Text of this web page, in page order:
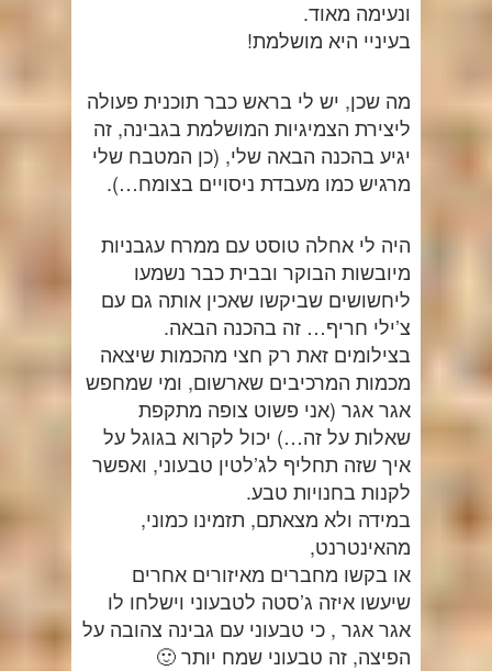
ונעימה מאוד.
בעיניי היא מושלמת!
מה שכן, יש לי בראש כבר תוכנית פעולה
ליצירת הצמיגיות המושלמת בגבינה, זה
יגיע בהכנה הבאה שלי, (כן המטבח שלי
מרגיש כמו מעבדת ניסויים בצומח…).
היה לי אחלה טוסט עם ממרח עגבניות
מיובשות הבוקר ובבית כבר נשמעו
ליחשושים שביקשו שאכין אותה גם עם
צ’ילי חריף… זה בהכנה הבאה.
בצילומים זאת רק חצי מהכמות שיצאה
מכמות המרכיבים שארשום, ומי שמחפש
אגר אגר (אני פשוט צופה מתקפת
שאלות על זה…) יכול לקרוא בגוגל על
איך שזה תחליף לג’לטין טבעוני, ואפשר
לקנות בחנויות טבע.
במידה ולא מצאתם, תזמינו כמוני,
מהאינטרנט,
או בקשו מחברים מאיזורים אחרים
שיעשו איזה ג’סטה לטבעוני וישלחו לו
אגר אגר , כי טבעוני עם גבינה צהובה על
הפיצה, זה טבעוני שמח יותר 🙂